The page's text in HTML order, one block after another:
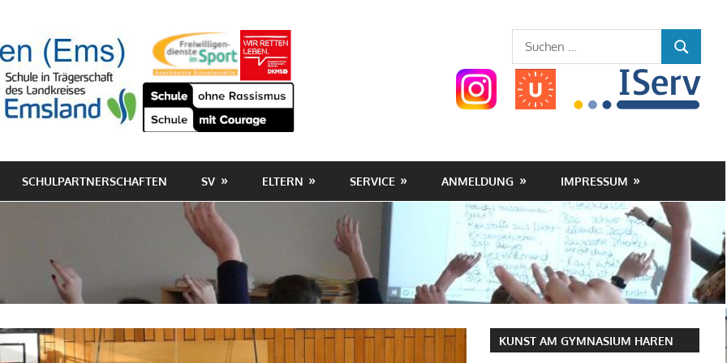
Gymnasium
Haren
(Ems)
Suchen
nach:
SUCHEN
SCHULPARTNERSCHAFTEN SV ELTERN SERVICE ANMELDUNG IMPRESSUM
KUNST AM GYMNASIUM HAREN